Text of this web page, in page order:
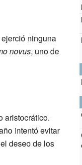
ninguna
novus, uno de
aristocrático.
intentó evitar
deseo de los